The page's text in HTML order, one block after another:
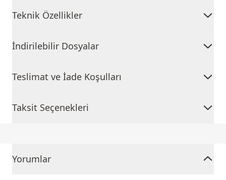
Teknik Özellikler
İndirilebilir Dosyalar
Teslimat ve İade Koşulları
Taksit Seçenekleri
Yorumlar